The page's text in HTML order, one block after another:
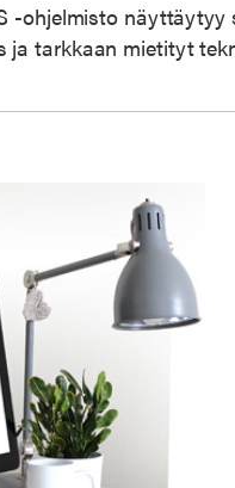
-ohjelmisto
ja tarkkaan mietityt